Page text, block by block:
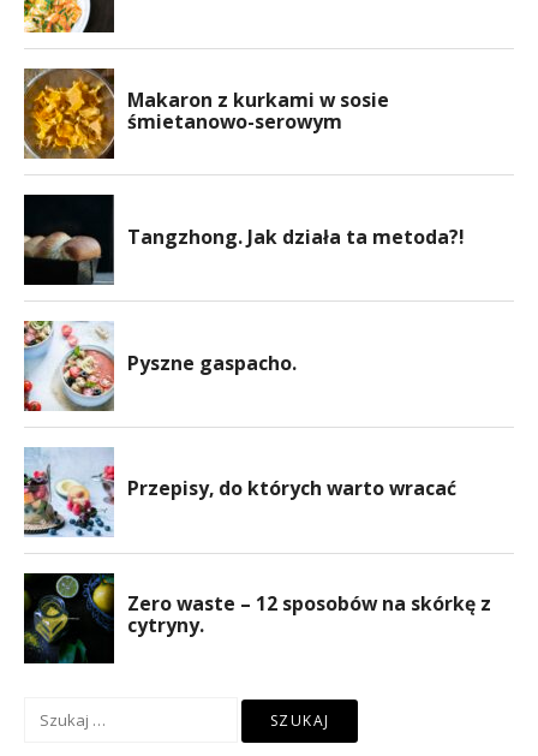
Szukaj: